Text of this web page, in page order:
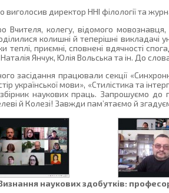
виголосив директор ННІ філології та
Вчителя, колегу, відомого мовознавця,
колишні й теперішні викладачі
теплі, приємні, сповнені вдячності
Янчук, Юлія Вольська та ін. До
засідання працювали секції
української мови», «Стилістика та
наукових праць. Запрошуємо до
й Колезі! Завжди пам’ятаємо й
наукових здобутків: